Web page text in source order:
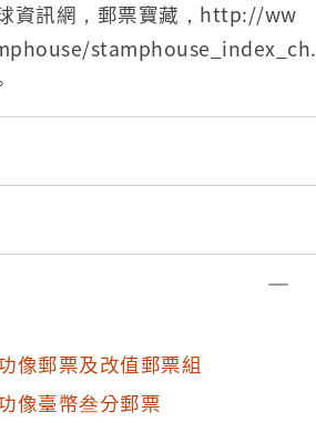
票編號A079.1，正式名稱為「常
票幅為18x21.5mm，原為大東書
60磅國產道林紙，無背膠，齒度
年6月26日開始發行，鄭成功像
票需求大增，便將原票交由中央
用。加蓋格式共分3次，此為第1
於票面右旁，左旁刊阿拉伯數
邊蓋銷原刊數值。臺幣壹圓改叁
，民國50(1961)年12月16日停
資訊網，郵票寶藏，http://ww
stamphouse_index_ch.
像郵票及改值郵票組
像臺幣叁分郵票